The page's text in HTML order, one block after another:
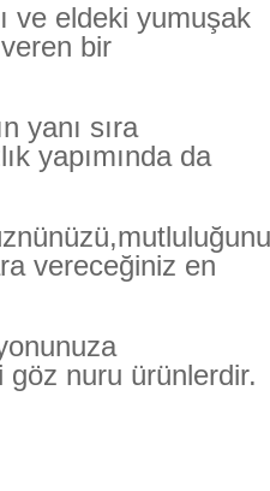
ve eldeki yumuşak
bir
yanı sıra
yapımında da
vereceğiniz en
göz nuru ürünlerdir.